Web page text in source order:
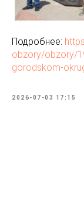
Подробнее:
obzory/obzory/
gorodskom-
2026-07-03 17:15